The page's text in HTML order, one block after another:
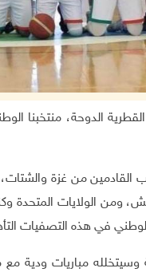
العاصمة القطرية الدوحة،
القادمين من غزة
ومن الولايات المتحدة
في هذه التصفيات
وسيتخلله مباريات ودية